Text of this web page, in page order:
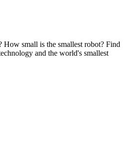
How small is the smallest robot? Find
and the world's smallest